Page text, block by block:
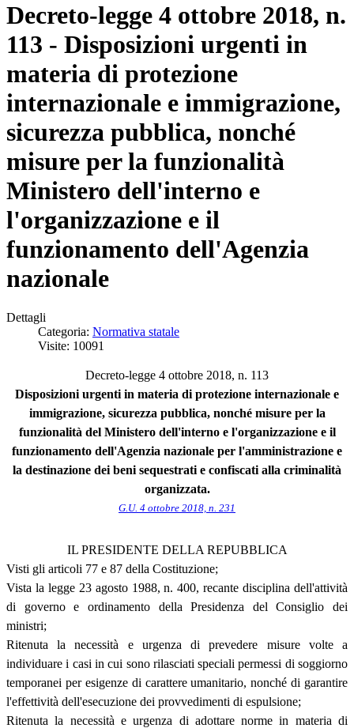
Decreto-legge 4 ottobre 2018, n.
113 - Disposizioni urgenti in
materia di protezione
internazionale e immigrazione,
sicurezza pubblica, nonché
misure per la funzionalità
Ministero dell'interno e
l'organizzazione e il
funzionamento dell'Agenzia
nazionale
Dettagli
Categoria: Normativa statale
Visite: 10091
Decreto-legge 4 ottobre 2018, n. 113
Disposizioni urgenti in materia di protezione internazionale e
immigrazione, sicurezza pubblica, nonché misure per la
funzionalità del Ministero dell'interno e l'organizzazione e il
funzionamento dell'Agenzia nazionale per l'amministrazione e
la destinazione dei beni sequestrati e confiscati alla criminalità
organizzata.
G.U. 4 ottobre 2018, n. 231
IL PRESIDENTE DELLA REPUBBLICA
Visti gli articoli 77 e 87 della Costituzione;
Vista la legge 23 agosto 1988, n. 400, recante disciplina dell'attività
di governo e ordinamento della Presidenza del Consiglio dei
ministri;
Ritenuta la necessità e urgenza di prevedere misure volte a
individuare i casi in cui sono rilasciati speciali permessi di soggiorno
temporanei per esigenze di carattere umanitario, nonché di garantire
l'effettività dell'esecuzione dei provvedimenti di espulsione;
Ritenuta la necessità e urgenza di adottare norme in materia di